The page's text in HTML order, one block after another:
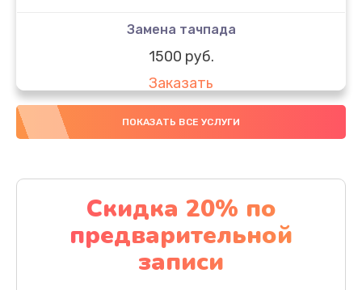
Замена тачпада
1500 руб.
Заказать
Замена южного моста
Заказать
Чистка от пыли
1060 руб.
Заказать
ПОКАЗАТЬ ВСЕ УСЛУГИ
Скидка 20% по
предварительной
записи